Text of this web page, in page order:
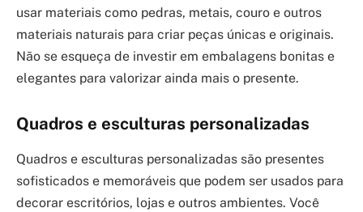
usar materiais como pedras, metais, couro e outros
materiais naturais para criar peças únicas e originais.
Não se esqueça de investir em embalagens bonitas e
elegantes para valorizar ainda mais o presente.
Quadros e esculturas personalizadas
Quadros e esculturas personalizadas são presentes
sofisticados e memoráveis que podem ser usados para
decorar escritórios, lojas e outros ambientes. Você